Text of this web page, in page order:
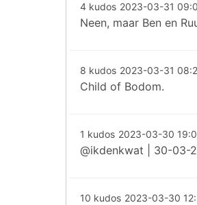
4 kudos 2023-03-31
Neen, maar Ben en
8 kudos 2023-03-31
Child of Bodom.
1 kudos 2023-03-30
@ikdenkwat | 30-03-
10 kudos 2023-03-30